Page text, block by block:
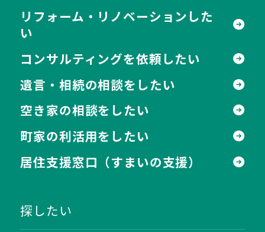
リフォーム・リノベーションした
い
コンサルティングを依頼したい
遺言・相続の相談をしたい
空き家の相談をしたい
町家の利活用をしたい
居住支援窓口 （すまいの支援）
探したい